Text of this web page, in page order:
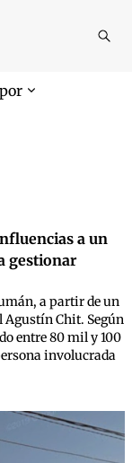
a un
gestionar
a partir de un
Chit. Según
entre 80 mil y 100
involucrada